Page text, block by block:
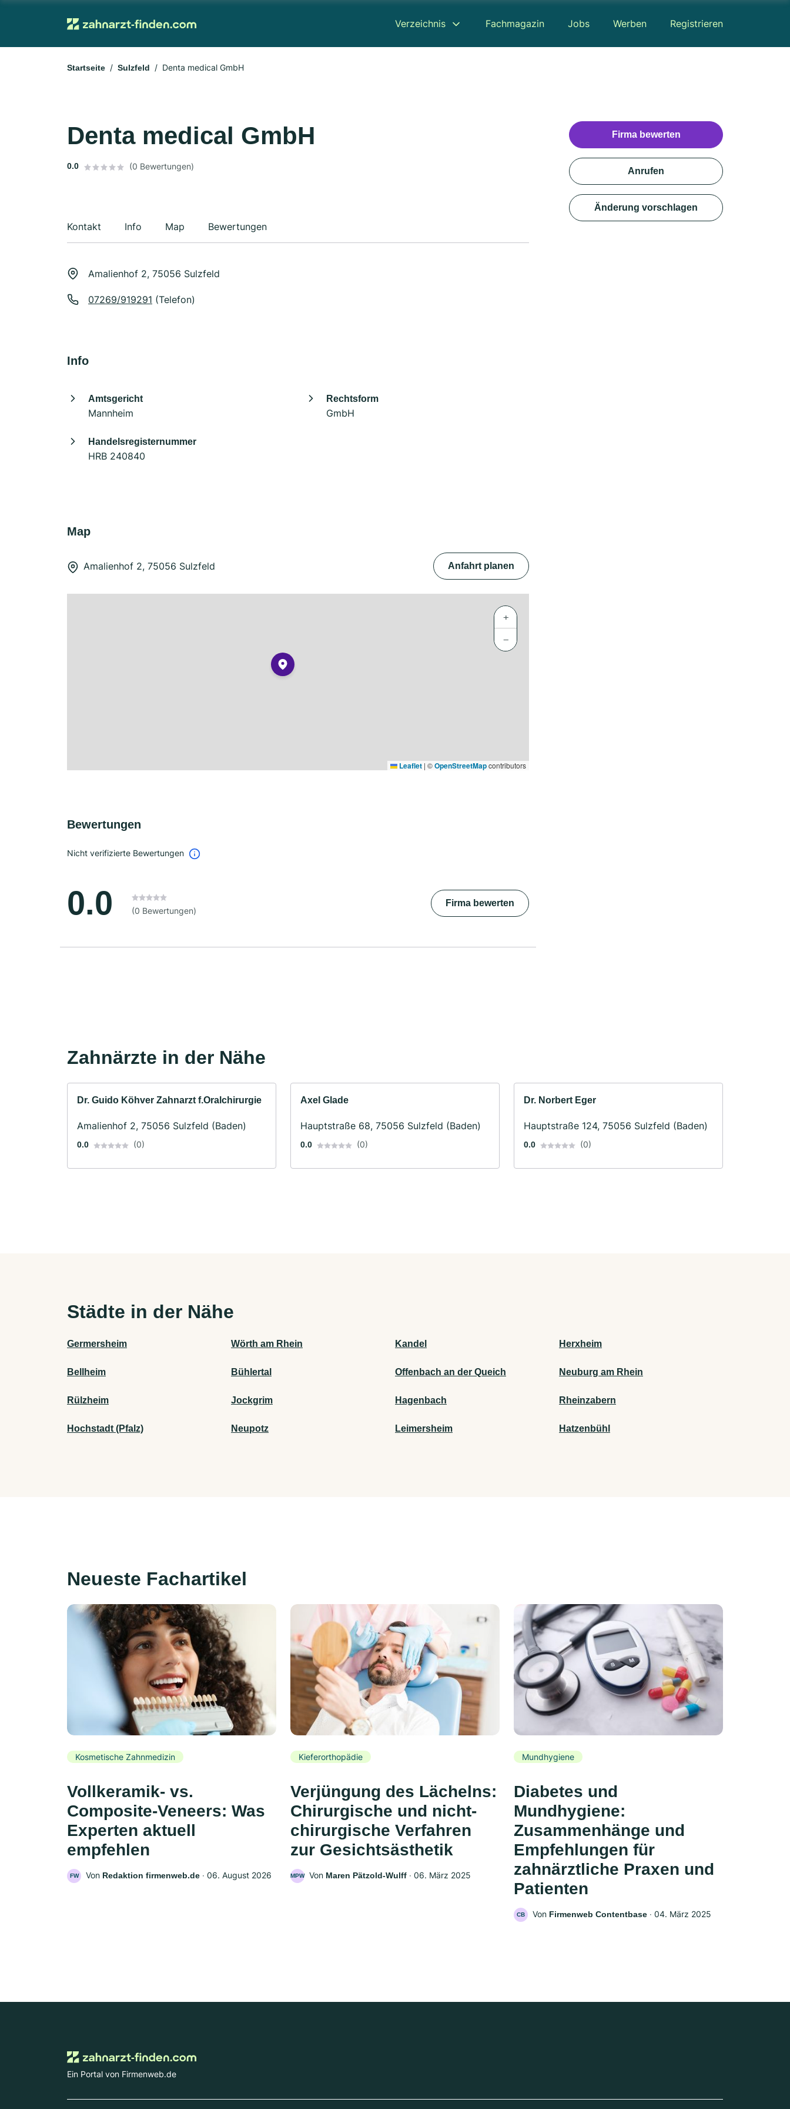
Verzeichnis Fachmagazin Jobs Werben Registrieren
Startseite Sulzfeld Denta medical GmbH
Denta medical GmbH
0.0 (0 Bewertungen)
Kontakt Info Map Bewertungen
Amalienhof 2, 75056 Sulzfeld
07269/919291 (Telefon)
Info
Amtsgericht
Mannheim
Rechtsform
GmbH
Handelsregisternummer
HRB 240840
Map
Amalienhof 2, 75056 Sulzfeld Anfahrt planen
+
−
Leaflet | ©OpenStreetMapcontributors
Bewertungen
Nicht verifizierte Bewertungen
0.0 (0 Bewertungen)
Firma bewerten
Firma bewerten
Anrufen
Änderung vorschlagen
Zahnärzte in der Nähe
Dr. Guido Köhver Zahnarzt f.Oralchirurgie
Amalienhof 2, 75056 Sulzfeld (Baden)
0.0 (0)
Axel Glade
Hauptstraße 68, 75056 Sulzfeld (Baden)
0.0 (0)
Dr. Norbert Eger
Hauptstraße 124, 75056 Sulzfeld (Baden)
0.0 (0)
Städte in der Nähe
Germersheim Wörth am Rhein Kandel Herxheim
Bellheim Bühlertal Offenbach an der Queich Neuburg am Rhein
Rülzheim Jockgrim Hagenbach Rheinzabern
Hochstadt (Pfalz) Neupotz Leimersheim Hatzenbühl
Neueste Fachartikel
Kosmetische Zahnmedizin
Vollkeramik- vs.
Composite-Veneers: Was
Experten aktuell
empfehlen
FW Von Redaktion firmenweb.de ‧ 06. August 2026
Kieferorthopädie
Verjüngung des Lächelns:
Chirurgische und nicht-
chirurgische Verfahren
zur Gesichtsästhetik
MPW Von Maren Pätzold-Wulff ‧ 06. März 2025
Mundhygiene
Diabetes und
Mundhygiene:
Zusammenhänge und
Empfehlungen für
zahnärztliche Praxen und
Patienten
CB Von Firmenweb Contentbase ‧ 04. März 2025
Ein Portal von Firmenweb.de